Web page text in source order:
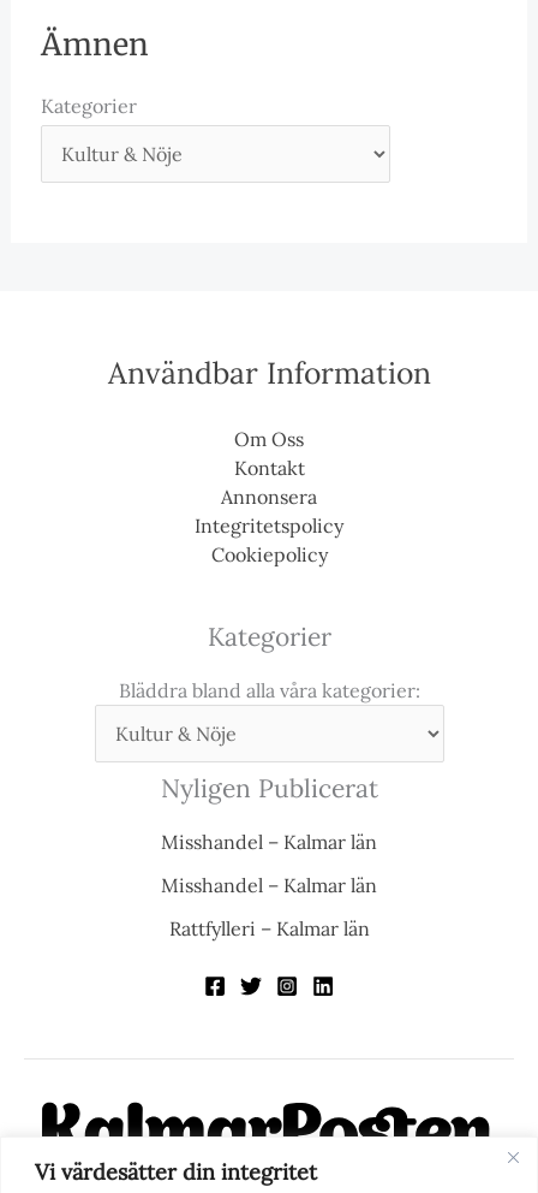
Vi värdesätter din integritet
Ämnen
Kategorier
Användbar Information
Om Oss
Kontakt
Annonsera
Integritetspolicy
Cookiepolicy
Kategorier
Bläddra bland alla våra kategorier:
Nyligen Publicerat
Misshandel – Kalmar län
Misshandel – Kalmar län
Rattfylleri – Kalmar län
KalmarPosten är en modern lokalnyhetstidning på nätet. Med